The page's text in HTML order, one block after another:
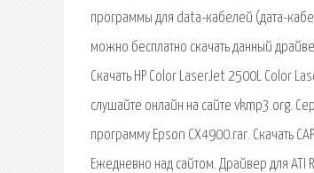
программы для data-кабелей (дата-
можно бесплатно скачать данный
Скачать HP Color LaserJet 2500L Color
слушайте онлайн на сайте vkmp3.org.
программу Epson CX4900.rar. Скачать
Ежедневно над сайтом. Драйвер для